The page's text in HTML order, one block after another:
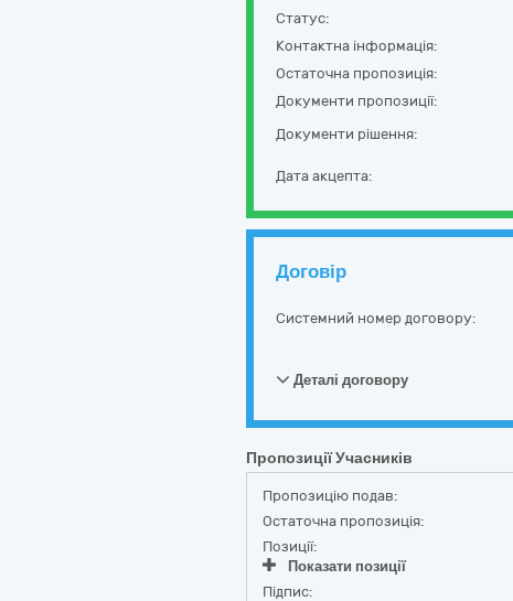
Статус:
Контактна інформація:
Остаточна пропозиція:
Документи пропозиції:
Документи рішення:
Дата акцепта:
Договір
Системний номер договору:
Деталі договору
Пропозиції Учасників
Пропозицію подав:
Остаточна пропозиція:
Позиції:
Показати позиції
Підпис: